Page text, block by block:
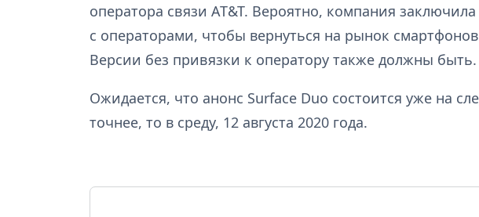
оператора связи AT&T. Вероятно, компания
с операторами, чтобы вернуться на рынок
Версии без привязки к оператору также должны быть.
Ожидается, что анонс Surface Duo состоится уже на
точнее, то в среду, 12 августа 2020 года.